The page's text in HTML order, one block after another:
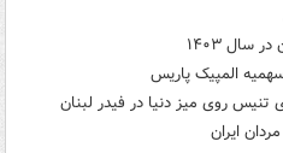
۱۴۰۳
المپیک پاریس
تنیس روی میز دنیا در فیدر لبنان
ایران